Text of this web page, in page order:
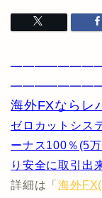
海外FXならレ
ゼロカットシス
ーナス100％(5
り安全に取引出
詳細は「海外